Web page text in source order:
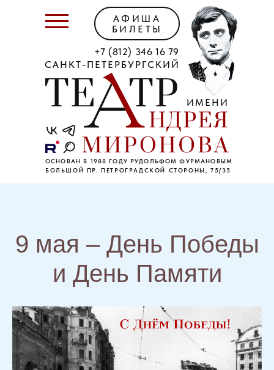
САНКТ-ПЕТЕРБУРГСКИЙ
ИМЕНИ
ОСНОВАН В 1988 ГОДУ РУДОЛЬФОМ ФУРМАНОВЫМ
+7 (812) 346 16 79
БОЛЬШОЙ ПР. ПЕТРОГРАДСКОЙ СТОРОНЫ, 75/35
АФИША
БИЛЕТЫ
9 мая – День Победы
и День Памяти